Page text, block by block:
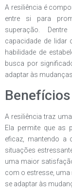
A resiliência é
entre si para
superação.
capacidade de lidar
habilidade de
busca por
adaptar às mudanças.
A resiliência traz
Ela permite que as
eficaz, mantendo a
situações
uma maior
com o estresse,
se adaptar às